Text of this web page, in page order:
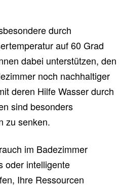
durch
auf 60 Grad
dabei unterstützen, den
noch nachhaltiger
deren Hilfe Wasser durch
sind besonders
zu senken.
im Badezimmer
oder intelligente
Ihre Ressourcen